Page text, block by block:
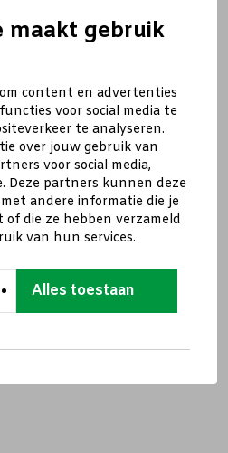
maakt gebruik
content en advertenties
voor social media te
te analyseren.
over jouw gebruik van
voor social media,
Deze partners kunnen deze
andere informatie die je
die ze hebben verzameld
van hun services.
Alles toestaan